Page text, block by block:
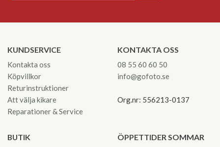
KUNDSERVICE
Kontakta oss
Köpvillkor
Returinstruktioner
Att välja kikare
Reparationer & Service
KONTAKTA OSS
08 55 60 60 50
info@gofoto.se
Org.nr: 556213-0137
BUTIK ÖPPETTIDER SOMMAR